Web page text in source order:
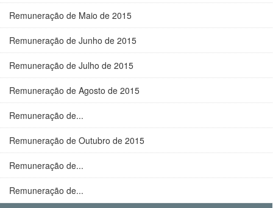
Remuneração de Maio de 2015
Remuneração de Junho de 2015
Remuneração de Julho de 2015
Remuneração de Agosto de 2015
Remuneração de...
Remuneração de Outubro de 2015
Remuneração de...
Remuneração de...